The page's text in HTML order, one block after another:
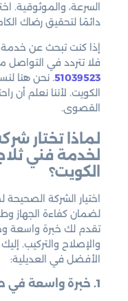
السرعة، والموثوقية.
دائمًا لتحقيق رضاك
إذا كنت تبحث عن خدمة
فلا تتردد في التواصل
51039523. نحن هنا
الكويت. لأننا نعلم أن
القصوى.
لماذا تختار
لخدمة فني
الكويت؟
اختيار الشركة
لضمان كفاءة الجهاز
تقدم لك خبرة واسعة
والإصلاح والتركيب.
الأفضل في العديلية:
1. خبرة واسعة في صيانة وإصلاح الثلاجات